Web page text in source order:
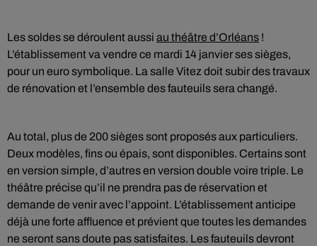
Les soldes se déroulent aussi au théâtre d’Orléans !
L’établissement va vendre ce mardi 14 janvier ses sièges,
pour un euro symbolique. La salle Vitez doit subir des travaux
de rénovation et l’ensemble des fauteuils sera changé.
Au total, plus de 200 sièges sont proposés aux particuliers.
Deux modèles, fins ou épais, sont disponibles. Certains sont
en version simple, d’autres en version double voire triple. Le
théâtre précise qu’il ne prendra pas de réservation et
demande de venir avec l’appoint. L’établissement anticipe
déjà une forte affluence et prévient que toutes les demandes
ne seront sans doute pas satisfaites. Les fauteuils devront